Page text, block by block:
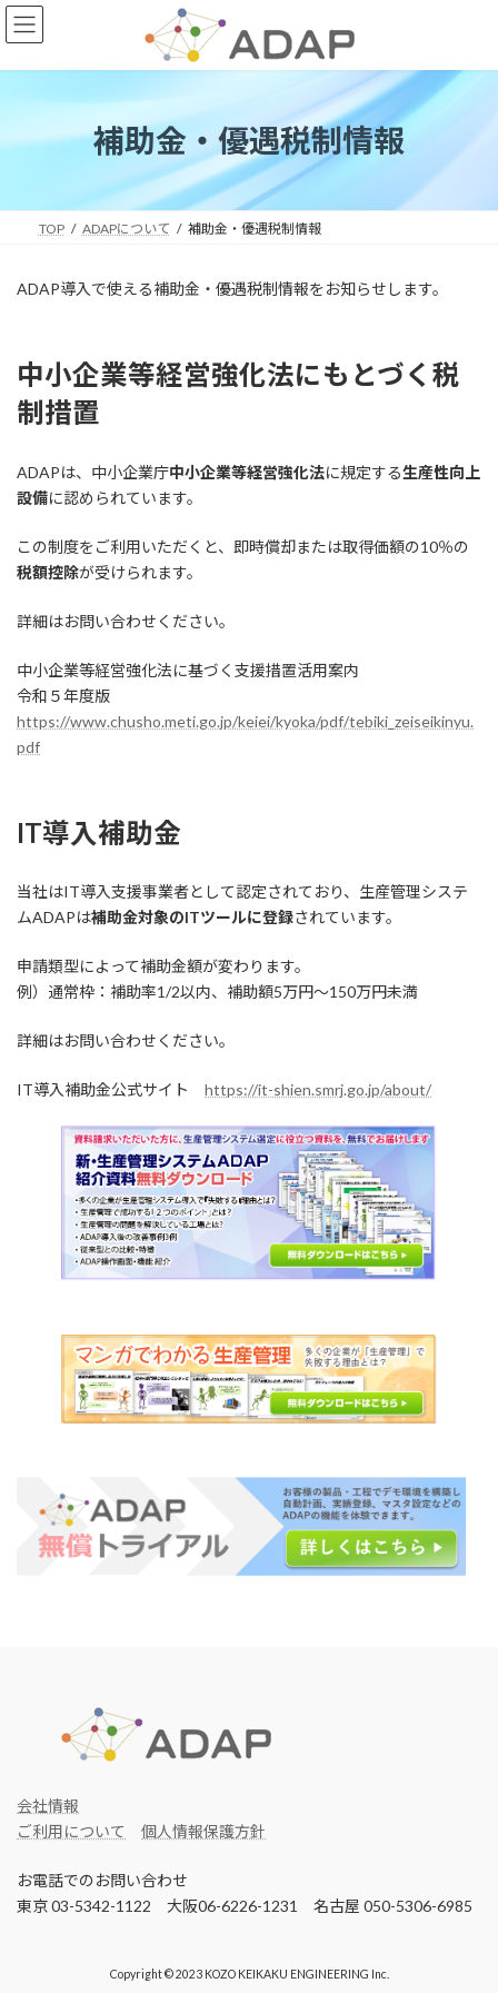
コ
ン
ス
プ
ナ
ビ
ン
動
補助金・優遇税制情報
TOP ADAPについて 補助金・優遇税制情報
ADAP導入で使える補助金・優遇税制情報をお知らせします。
中小企業等経営強化法にもとづく税
制措置
ADAPは、中小企業庁中小企業等経営強化法に規定する生産性向上
設備に認められています。
この制度をご利用いただくと、即時償却または取得価額の10％の
税額控除が受けられます。
詳細はお問い合わせください。
中小企業等経営強化法に基づく支援措置活用案内
令和５年度版
https://www.chusho.meti.go.jp/keiei/kyoka/pdf/tebiki_zeiseikinyu.
pdf
IT導入補助金
当社はIT導入支援事業者として認定されており、生産管理システ
ムADAPは補助金対象のITツールに登録されています。
申請類型によって補助金額が変わります。
例）通常枠：補助率1/2以内、補助額5万円～150万円未満
詳細はお問い合わせください。
IT導入補助金公式サイト https://it-shien.smrj.go.jp/about/
会社情報
ご利用について
個人情報保護方針
お電話でのお問い合わせ
東京 03-5342-1122 大阪06-6226-1231 名古屋 050-5306-6985
Copyright © 2023 KOZO KEIKAKU ENGINEERING Inc.